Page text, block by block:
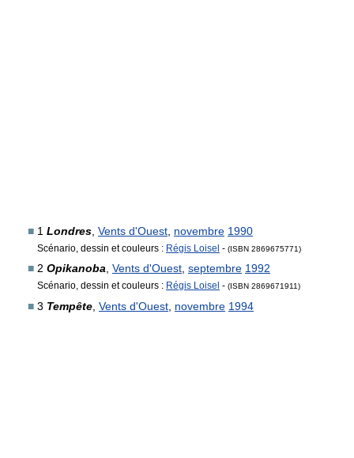
■ 1 Londres Vents d'Ouest novembre 1990
Scénario, dessin et couleurs : Régis Loisel - (ISBN 2869675771)
■ 2 Opikanoba, Vents d'Ouest, septembre 1992
Scénario, dessin et couleurs : Régis Loisel - (ISBN 2869671911)
■ 3 Tempête Vents d'Ouest novembre 1994